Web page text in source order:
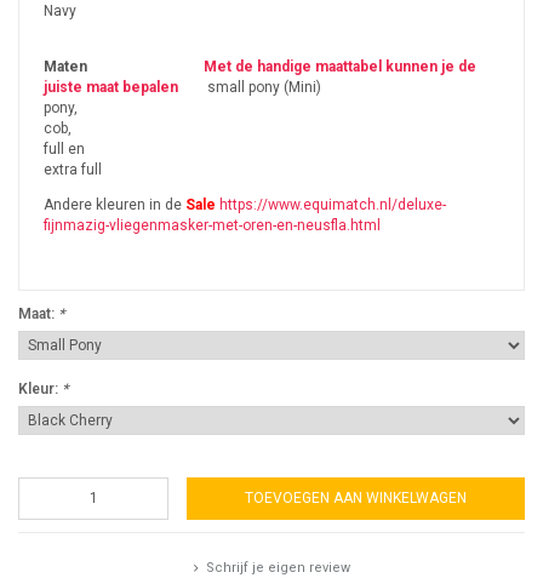
Navy
Maten
Met de handige maattabel kunnen je de
juiste maat bepalen
small pony (Mini)
pony,
cob,
full en
extra full
Andere kleuren in de Sale https://www.equimatch.nl/deluxe-
fijnmazig-vliegenmasker-met-oren-en-neusfla.html
Maat: *
Kleur: *
TOEVOEGEN AAN WINKELWAGEN
Schrijf je eigen review